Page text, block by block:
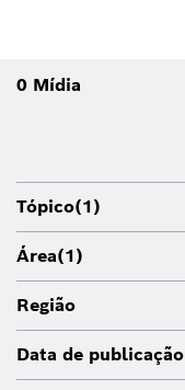
0 Mídia
Tópico(1)
Área(1)
Região
Data de publicação